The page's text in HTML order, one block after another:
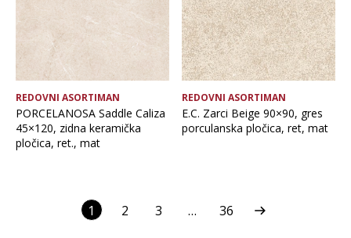
REDOVNI ASORTIMAN
PORCELANOSA Saddle Caliza
45×120, zidna keramička
pločica, ret., mat
REDOVNI ASORTIMAN
E.C. Zarci Beige 90×90, gres
porculanska pločica, ret, mat
1 2 3 … 36